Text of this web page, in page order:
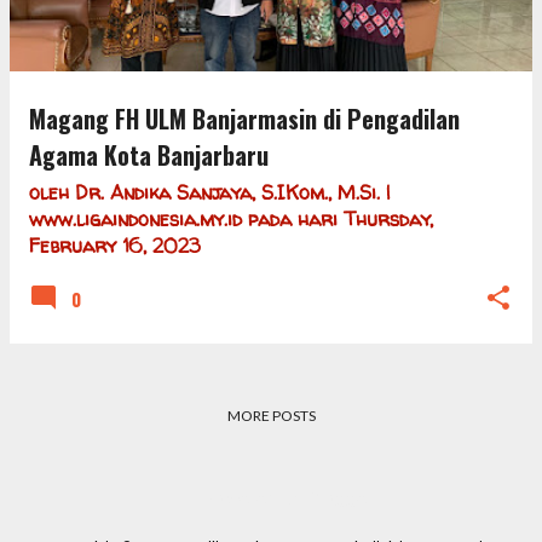
Magang FH ULM Banjarmasin di Pengadilan
Agama Kota Banjarbaru
oleh Dr. Andika Sanjaya, S.IKom., M.Si. |
www.ligaindonesia.my.id pada hariThursday,
February 16, 2023
0
MORE POSTS